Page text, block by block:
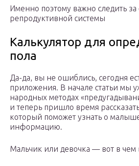
Именно поэтому важно следить за
репродуктивной системы
Калькулятор для
пола
Да-да, вы не ошиблись, сегодня
приложения. В начале статьи мы
народных методах
и теперь пришло время
который поможет узнать о
информацию.
Мальчик или девочка — вот в чем